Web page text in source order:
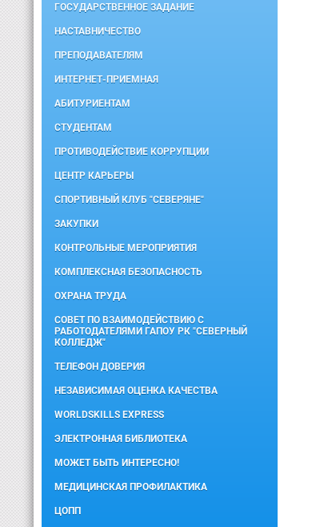
ГОСУДАРСТВЕННОЕ ЗАДАНИЕ
НАСТАВНИЧЕСТВО
ПРЕПОДАВАТЕЛЯМ
ИНТЕРНЕТ-ПРИЕМНАЯ
АБИТУРИЕНТАМ
СТУДЕНТАМ
ПРОТИВОДЕЙСТВИЕ КОРРУПЦИИ
ЦЕНТР КАРЬЕРЫ
СПОРТИВНЫЙ КЛУБ "СЕВЕРЯНЕ"
ЗАКУПКИ
КОНТРОЛЬНЫЕ МЕРОПРИЯТИЯ
КОМПЛЕКСНАЯ БЕЗОПАСНОСТЬ
ОХРАНА ТРУДА
СОВЕТ ПО ВЗАИМОДЕЙСТВИЮ С
РАБОТОДАТЕЛЯМИ ГАПОУ РК "СЕВЕРНЫЙ
КОЛЛЕДЖ"
ТЕЛЕФОН ДОВЕРИЯ
НЕЗАВИСИМАЯ ОЦЕНКА КАЧЕСТВА
WORLDSKILLS EXPRESS
ЭЛЕКТРОННАЯ БИБЛИОТЕКА
МОЖЕТ БЫТЬ ИНТЕРЕСНО!
МЕДИЦИНСКАЯ ПРОФИЛАКТИКА
ЦОПП